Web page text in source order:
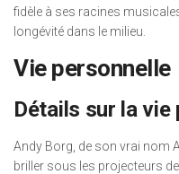
fidèle à ses racines
longévité dans le milieu.
Vie personnelle
Détails sur la vie
Andy Borg, de son vrai nom
briller sous les projecteurs